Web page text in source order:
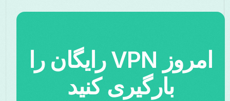
امروز VPN رایگان را
بارگیری کنید